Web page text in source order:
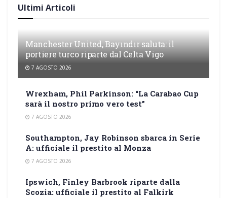
Ultimi Articoli
Manchester United, Bayındır saluta: il
portiere turco riparte dal Celta Vigo
7 AGOSTO 2026
Wrexham, Phil Parkinson: “La Carabao Cup
sarà il nostro primo vero test”
7 AGOSTO 2026
Southampton, Jay Robinson sbarca in Serie
A: ufficiale il prestito al Monza
7 AGOSTO 2026
Ipswich, Finley Barbrook riparte dalla
Scozia: ufficiale il prestito al Falkirk